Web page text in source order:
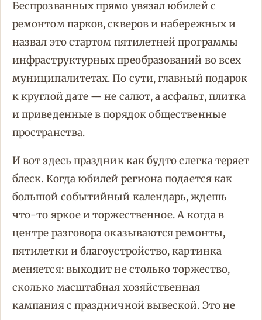
Беспрозванных прямо увязал юбилей с
ремонтом парков, скверов и набережных и
назвал это стартом пятилетней программы
инфраструктурных преобразований во всех
муниципалитетах. По сути, главный подарок
к круглой дате — не салют, а асфальт, плитка
и приведенные в порядок общественные
пространства.
И вот здесь праздник как будто слегка теряет
блеск. Когда юбилей региона подается как
большой событийный календарь, ждешь
что-то яркое и торжественное. А когда в
центре разговора оказываются ремонты,
пятилетки и благоустройство, картинка
меняется: выходит не столько торжество,
сколько масштабная хозяйственная
кампания с праздничной вывеской. Это не